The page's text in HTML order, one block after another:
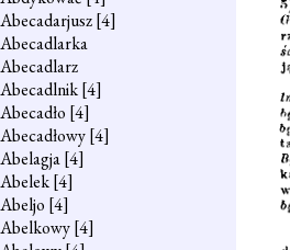
Abecadarjusz[4]
Abecadlarka
Abecadlarz
Abecadlnik[4]
Abecadło [4]
Abecadłowy[4]
Abelagja[4]
Abelek[4]
Abeljo [4]
Abelkowy[4]